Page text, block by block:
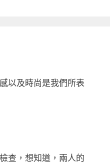
以及時尚是我們所表
查，想知道，兩人的